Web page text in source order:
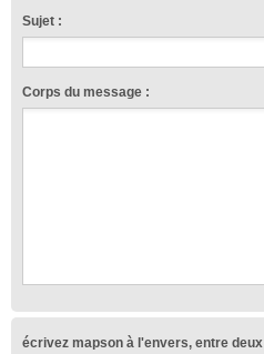
Sujet :
Corps du message :
écrivez mapson à l'envers, entre